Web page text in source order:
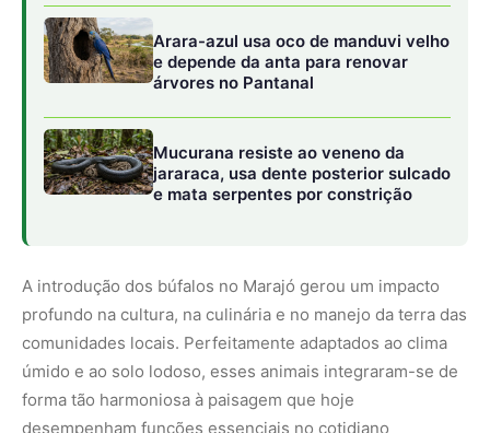
úmido e ao solo lodoso, esses animais integraram-se de
forma tão harmoniosa à paisagem que hoje
desempenham funções essenciais no cotidiano
carga e montaria em áreas onde as estradas tradicionais
são inexistentes ou ficam submersas pelas cheias,
auxiliam no patrulhamento policial urbano e fornecem a
matéria-prima para a produção do queijo do Marajó, um
patrimônio gastronômico de sabor único elaborado com
O turismo de vivência ao longo dessa rota fluvial
concentra-se em apresentar aos visitantes as dinâmicas
de fazendas históricas que adotam práticas de manejo
sustentável. Nessas propriedades, os turistas têm a